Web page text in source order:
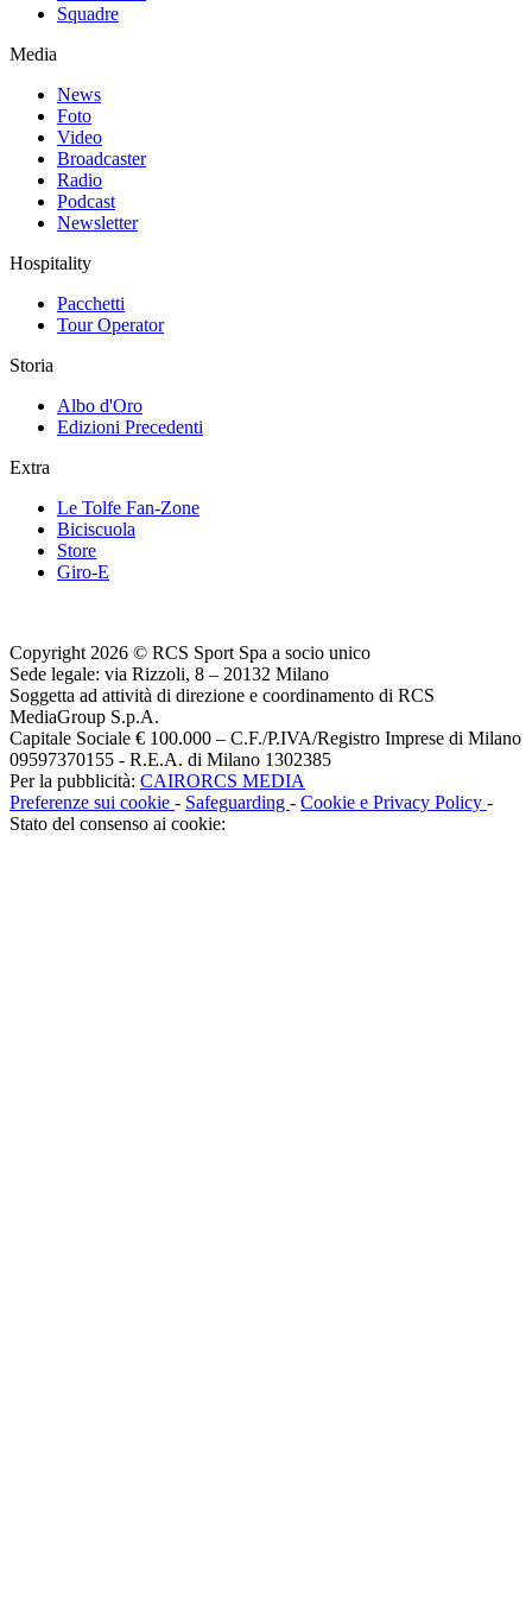
Squadre
Media
News
Foto
Video
Broadcaster
Radio
Podcast
Newsletter
Hospitality
Pacchetti
Tour Operator
Storia
Albo d'Oro
Edizioni Precedenti
Extra
Le Tolfe Fan-Zone
Biciscuola
Store
Giro-E
Copyright 2026 © RCS Sport Spa a socio unico
Sede legale: via Rizzoli, 8 – 20132 Milano
Soggetta ad attività di direzione e coordinamento di RCS
MediaGroup S.p.A.
Capitale Sociale € 100.000 – C.F./P.IVA/Registro Imprese di Milano
09597370155 - R.E.A. di Milano 1302385
Per la pubblicità: CAIRORCS MEDIA
Preferenze sui cookie - Safeguarding - Cookie e Privacy Policy -
Stato del consenso ai cookie: